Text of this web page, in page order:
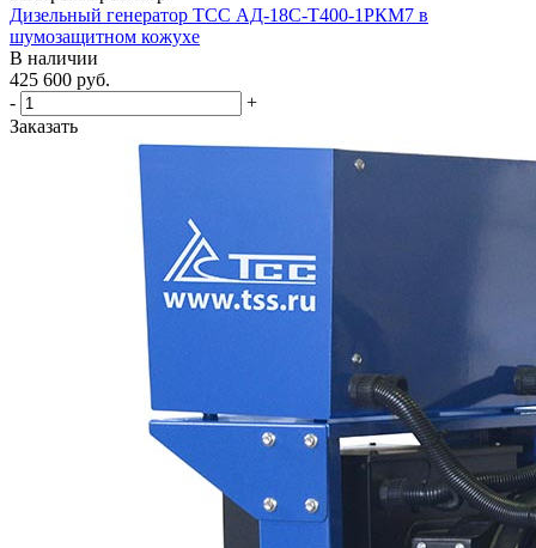
Дизельный генератор ТСС АД-18С-Т400-1РКМ7 в
шумозащитном кожухе
В наличии
425 600 руб.
-
+
Заказать